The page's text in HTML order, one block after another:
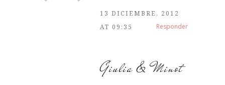
13 DICIEMBRE, 2012
AT 09:35
Responder
Giulia & Minot